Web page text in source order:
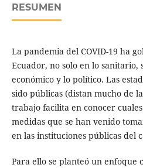
RESUMEN
La pandemia del COVID-19 ha
Ecuador, no solo en lo sanitario,
económico y lo político. Las
sido públicas (distan mucho de
trabajo facilita en conocer
medidas que se han venido
en las instituciones públicas del
Para ello se planteó un enfoque